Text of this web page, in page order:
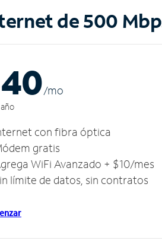
de 500
/mo
con fibra óptica
gratis
WiFi Avanzado + $10/mes
límite de datos, sin contratos